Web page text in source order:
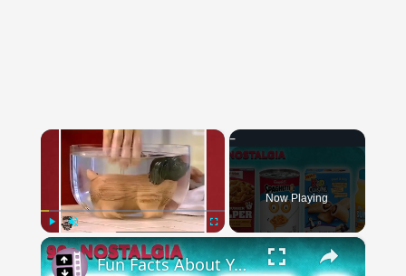
×
Play Unmute
Now Playing
×
Fun Facts About Your Favorite 90s Foods